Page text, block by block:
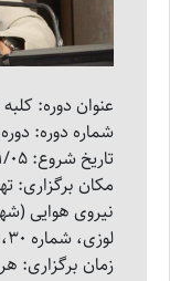
عنوان دوره:
شماره دوره:
تاریخ شروع: 1385/11/05
مکان برگزاری:
نیروی هوایی
لوزی، شماره 30، ساختمان فطرت، اندیشکده یقین
زمان برگزاری: هر